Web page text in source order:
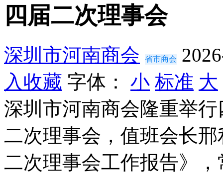
四届二次理事会
深圳市河南商会 省市商会
入收藏 字体： 小 标准 大
深圳市河南商会隆重举
二次理事会，值班会长
二次理事会工作报告》